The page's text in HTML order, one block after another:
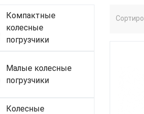
Компактные
колесные
погрузчики
Малые колесные
погрузчики
Колесные